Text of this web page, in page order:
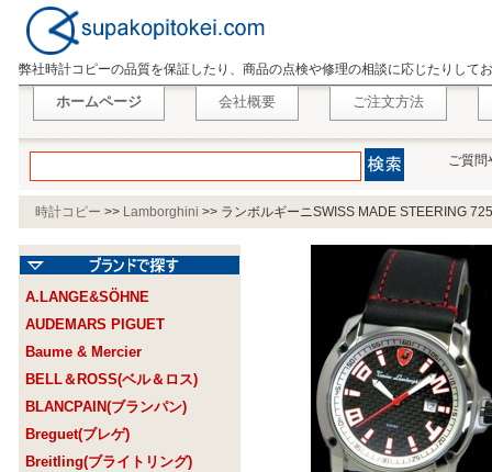
弊社時計コピーの品質を保証したり、商品の点検や修理の相談に応じたりして
ホームページ 会社概要 ご注文方法
ご質問
時計コピー >> Lamborghini >> ランボルギーニSWISS MADE STEERING
A.LANGE&SÖHNE
AUDEMARS PIGUET
Baume & Mercier
BELL＆ROSS(ベル＆ロス)
BLANCPAIN(ブランパン)
Breguet(ブレゲ)
Breitling(ブライトリング)